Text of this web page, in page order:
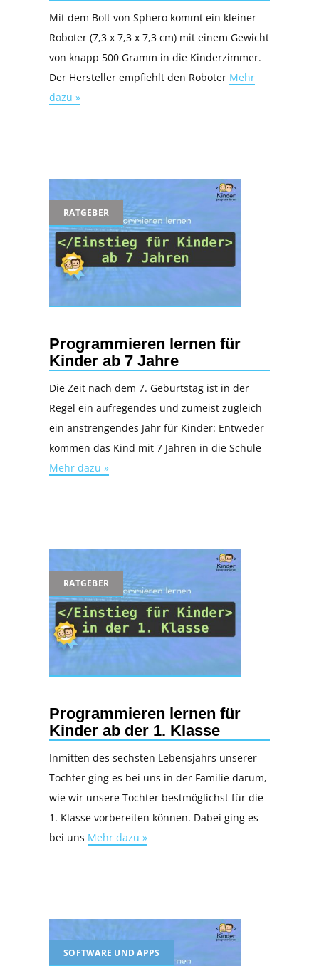
Mit dem Bolt von Sphero kommt ein kleiner
Roboter (7,3 x 7,3 x 7,3 cm) mit einem Gewicht
von knapp 500 Gramm in die Kinderzimmer.
Der Hersteller empfiehlt den Roboter Mehr
dazu »
RATGEBER
Programmieren lernen für
Kinder ab 7 Jahre
Die Zeit nach dem 7. Geburtstag ist in der
Regel ein aufregendes und zumeist zugleich
ein anstrengendes Jahr für Kinder: Entweder
kommen das Kind mit 7 Jahren in die Schule
Mehr dazu »
RATGEBER
Programmieren lernen für
Kinder ab der 1. Klasse
Inmitten des sechsten Lebensjahrs unserer
Tochter ging es bei uns in der Familie darum,
wie wir unsere Tochter bestmöglichst für die
1. Klasse vorbereiten können. Dabei ging es
bei uns Mehr dazu »
SOFTWARE UND APPS